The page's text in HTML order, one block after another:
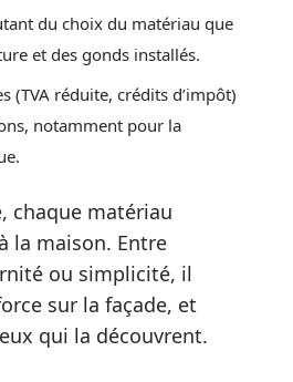
du choix du matériau que
et des gonds installés.
(TVA réduite, crédits d’impôt)
notamment pour la
chaque matériau
la maison. Entre
ou simplicité, il
sur la façade, et
qui la découvrent.